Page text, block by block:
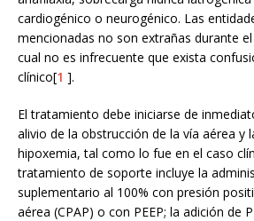
cardiogénico o neurogénico. Las
mencionadas no son extrañas durante
cual no es infrecuente que exista
clínico[1 ].
El tratamiento debe iniciarse de
alivio de la obstrucción de la vía aérea y
hipoxemia, tal como lo fue en el caso
tratamiento de soporte incluye la
suplementario al 100% con presión
aérea (CPAP) o con PEEP; la adición de